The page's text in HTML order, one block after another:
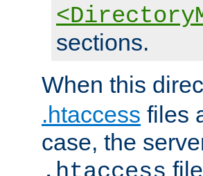
sections.
When this
.htaccess files
case, the